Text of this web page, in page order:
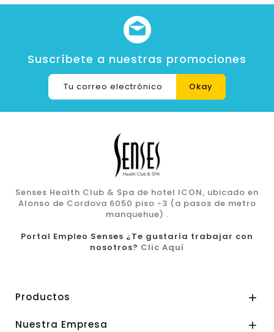
Suscríbete a nuestras promociones
Senses Health Club & Spa de hotel ICON, ubicado en
Alonso de Cordova 6050 piso -3 (a pasos de metro
manquehue) .
Portal Empleo Senses ¿Te gustaría trabajar con
nosotros? Clic Aquí
Productos 
Nuestra Empresa 